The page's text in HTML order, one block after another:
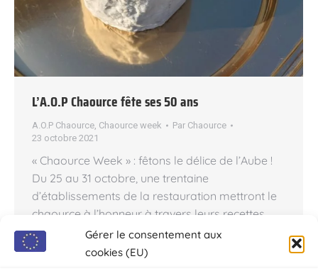
Gérer le consentement aux
cookies (EU)
L’A.O.P Chaource fête ses 50 ans
A.O.P Chaource Chaource week Par Chaource
23 octobre 2021
« Chaource Week » : fêtons le délice de l’Aube !
Du 25 au 31 octobre, une trentaine
d’établissements de la restauration mettront le
chaource à l’honneur à travers leurs recettes
maison. Le fromage de Chaource fête cette
année les 50 ans d’existence de son appellation